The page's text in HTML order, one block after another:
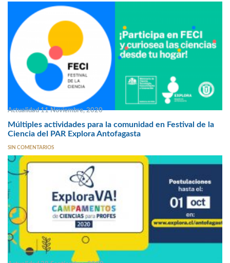
Actualidad 11 Noviembre, 2020
Múltiples actividades para la comunidad en Festival de la
Ciencia del PAR Explora Antofagasta
SIN COMENTARIOS